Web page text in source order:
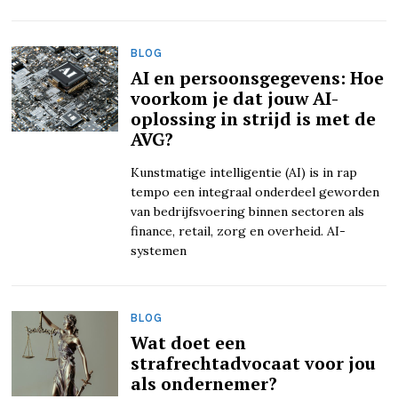
BLOG
AI en persoonsgegevens: Hoe
voorkom je dat jouw AI-
oplossing in strijd is met de
AVG?
Kunstmatige intelligentie (AI) is in rap
tempo een integraal onderdeel geworden
van bedrijfsvoering binnen sectoren als
finance, retail, zorg en overheid. AI-
systemen
BLOG
Wat doet een
strafrechtadvocaat voor jou
als ondernemer?